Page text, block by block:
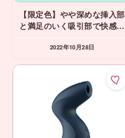
【限定色】やや深めな挿入部
と満足のいく吸引部で快感を
2022年10月28日